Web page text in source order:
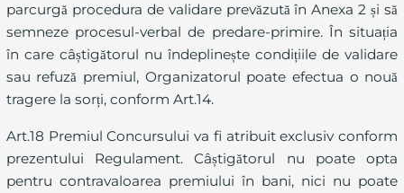
parcurgă procedura de validare prevăzută în Anexa 2 și să
semneze procesul-verbal de predare-primire. În situația
în care câștigătorul nu îndeplinește condițiile de validare
sau refuză premiul, Organizatorul poate efectua o nouă
tragere la sorți, conform Art.14.
Art.18 Premiul Concursului va fi atribuit exclusiv conform
prezentului Regulament. Câștigătorul nu poate opta
pentru contravaloarea premiului în bani, nici nu poate